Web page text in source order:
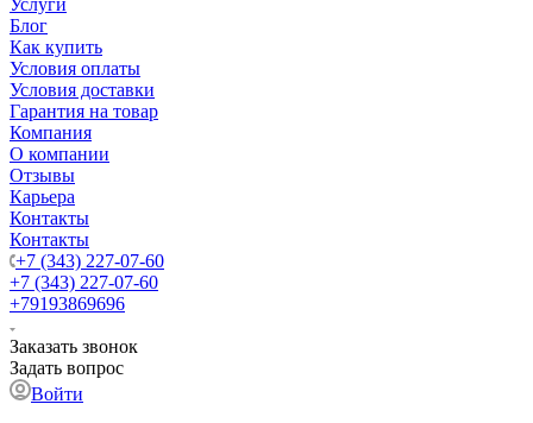
Услуги
Блог
Как купить
Условия оплаты
Условия доставки
Гарантия на товар
Компания
О компании
Отзывы
Карьера
Контакты
Контакты
+7 (343) 227-07-60
+7 (343) 227-07-60
+79193869696
Заказать звонок
Задать вопрос
Войти